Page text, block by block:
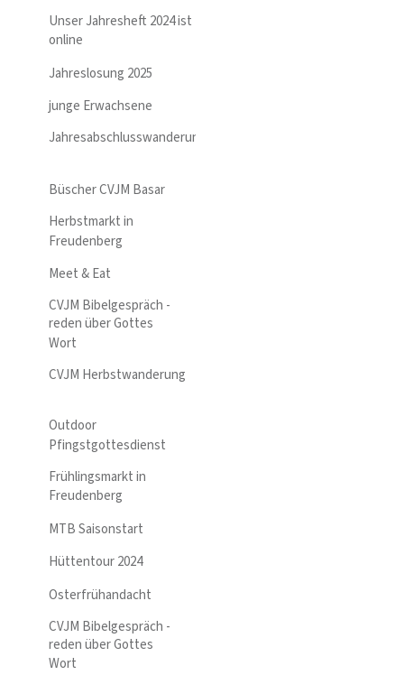
Unser Jahresheft 2024 ist
online
Jahreslosung 2025
junge Erwachsene
Jahresabschlusswanderung
Büscher CVJM Basar
Herbstmarkt in
Freudenberg
Meet & Eat
CVJM Bibelgespräch -
reden über Gottes
Wort
CVJM Herbstwanderung
Outdoor
Pfingstgottesdienst
Frühlingsmarkt in
Freudenberg
MTB Saisonstart
Hüttentour 2024
Osterfrühandacht
CVJM Bibelgespräch -
reden über Gottes
Wort